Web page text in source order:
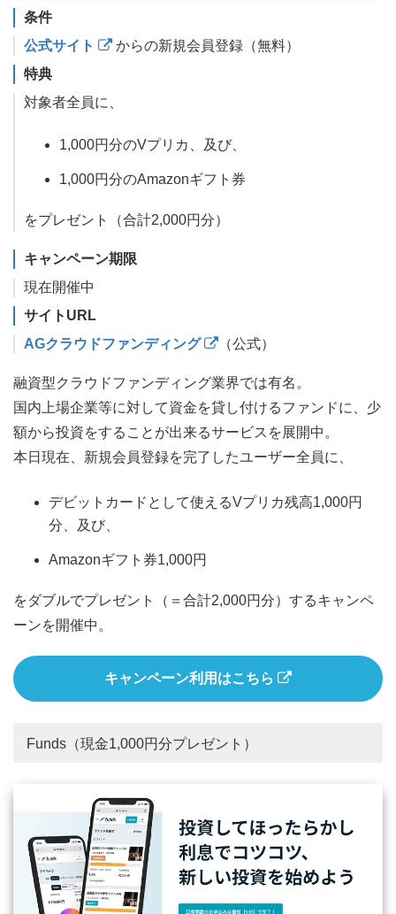
条件
公式サイト
からの新規会員登録（無料）
特典
対象者全員に、
1,000円分のVプリカ、及び、
1,000円分のAmazonギフト券
をプレゼント（合計2,000円分）
キャンペーン期限
現在開催中
サイトURL
AGクラウドファンディング
（公式）
融資型クラウドファンディング業界では有名。
国内上場企業等に対して資金を貸し付けるファンドに、少
額から投資をすることが出来るサービスを展開中。
本日現在、新規会員登録を完了したユーザー全員に、
デビットカードとして使えるVプリカ残高1,000円
分、及び、
Amazonギフト券1,000円
をダブルでプレゼント（＝合計2,000円分）するキャンペ
ーンを開催中。
キャンペーン利用はこちら
Funds（現金1,000円分プレゼント）